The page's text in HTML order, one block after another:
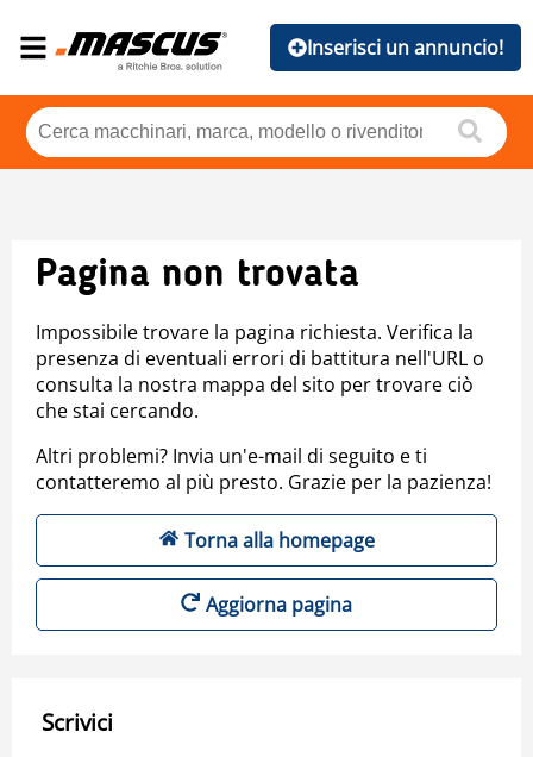
Inserisci un annuncio!
Pagina non trovata
Impossibile trovare la pagina richiesta. Verifica la
presenza di eventuali errori di battitura nell'URL o
consulta la nostra mappa del sito per trovare ciò
che stai cercando.
Altri problemi? Invia un'e-mail di seguito e ti
contatteremo al più presto. Grazie per la pazienza!
Torna alla homepage
Aggiorna pagina
Scrivici